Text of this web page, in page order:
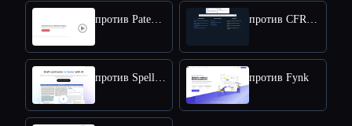
против PatentPal против CFRexplorer
против Spellbook против Fynk